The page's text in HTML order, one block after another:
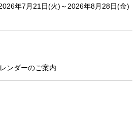
年7月21日(火)～2026年8月28日(金)
ンダーのご案内